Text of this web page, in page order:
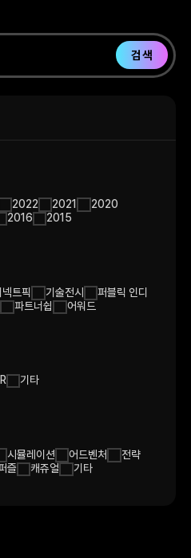
검색
2022 2021
2020
2016 2015
넥트픽 기술전시
퍼블릭 인디
파트너쉽 어워드
기타
시뮬레이션 어드벤처
전략
즐 캐쥬얼 기타